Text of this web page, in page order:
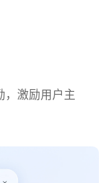
，激励用户主